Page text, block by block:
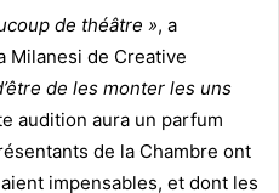
de théâtre », a
Milanesi de Creative
de les monter les uns
audition aura un parfum
de la Chambre ont
impensables, et dont les